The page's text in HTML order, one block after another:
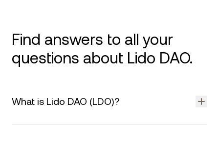
Find answers to all your
questions about Lido DAO.
What is Lido DAO (LDO)?
Lido DAO is a decentralized autonomous organization that